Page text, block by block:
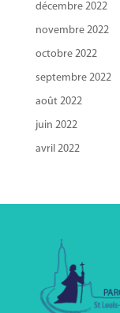
décembre 2022
novembre 2022
octobre 2022
septembre 2022
août 2022
juin 2022
avril 2022